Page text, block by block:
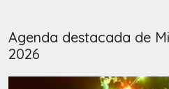
Agenda destacada de
2026